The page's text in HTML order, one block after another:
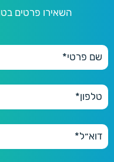
השאירו פרטים